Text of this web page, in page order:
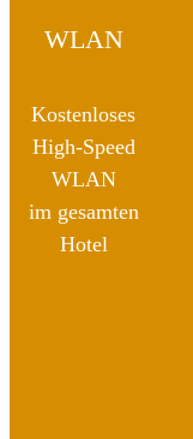
WLAN
Kostenloses
High-Speed
WLAN
im gesamten
Hotel